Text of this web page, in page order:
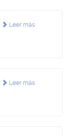
Leer más
Leer más